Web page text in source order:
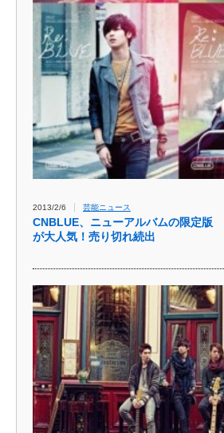
2013/2/6 芸能ニュース
CNBLUE、ニューアルバムの限定版
が大人気！売り切れ続出